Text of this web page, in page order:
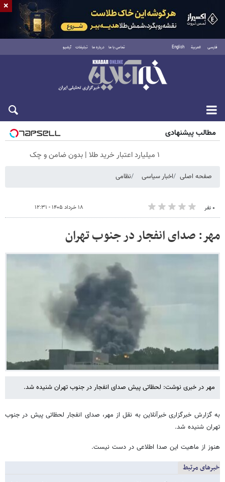
فارسی العربية English تماس با ما درباره ما تبلیغات آرشیو
جمعه ۱۶ مرداد ۱۴۰۵
مطالب پیشنهادی
۱ میلیارد اعتبار خرید طلا | بدون ضامن و چک
صفحه اصلی اخبار سیاسی نظامی
۰ نفر ۱۸ خرداد ۱۴۰۵ - ۱۲:۳۱
مهر: صدای انفجار در جنوب تهران
مهر در خبری نوشت: لحظاتی پیش صدای انفجار در جنوب تهران شنیده شد.
به گزارش خبرگزاری خبرآنلاین به نقل از مهر، صدای انفجار لحظاتی پیش در جنوب
تهران شنیده شد.
هنوز از ماهیت این صدا اطلاعی در دست نیست.
خبرهای مرتبط
×